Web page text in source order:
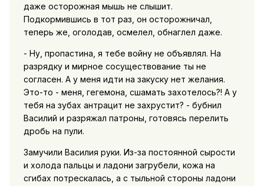
даже осторожная мышь не слышит.
Подкормившись в тот раз, он осторожничал,
теперь же, оголодав, осмелел, обнаглел даже.
- Ну, пропастина, я тебе войну не объявлял. На
разрядку и мирное сосуществование ты не
согласен. А у меня идти на закуску нет желания.
Это-то - меня, гегемона, сшамать захотелось?! А у
тебя на зубах антрацит не захрустит? - бубнил
Василий и разряжал патроны, готовясь перелить
дробь на пули.
Замучили Василия руки. Из-за постоянной сырости
и холода пальцы и ладони загрубели, кожа на
сгибах потрескалась, а с тыльной стороны ладони